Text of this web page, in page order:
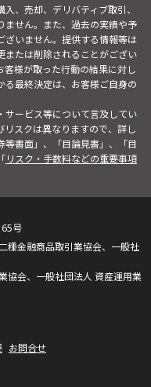
、売却、デリバティブ取引、
ません。また、過去の実績や予
いません。提供する情報等は
または削除されることがござい
客様が取った行動の結果に対し
最終決定は、お客様ご自身の
サービス等について言及してい
スクは異なりますので、詳し
等書面」、「目論見書」、「目
リスク・手数料などの重要事項
号
種金融商品取引業協会、一般社
協会、一般社団法人 資産運用業
お問合せ